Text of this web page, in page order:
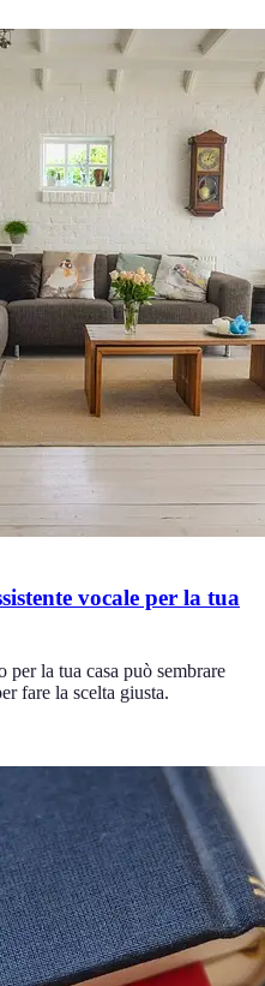
vocale per la tua
per la tua casa può sembrare
fare la scelta giusta.